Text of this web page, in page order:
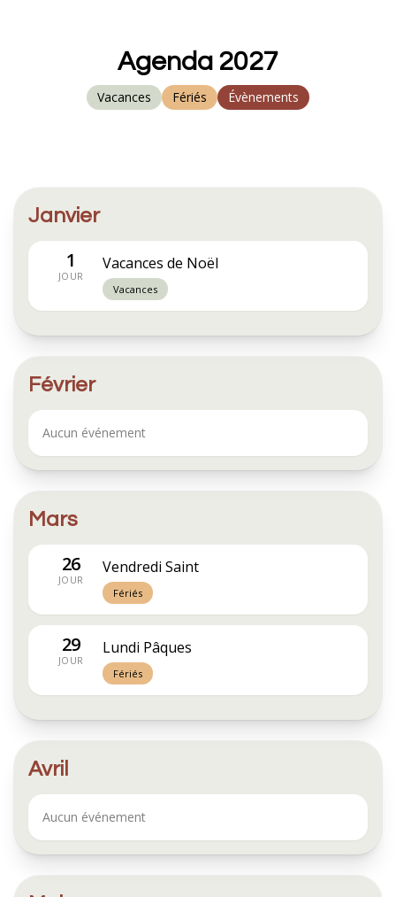
Agenda 2027
Vacances Fériés Évènements
Janvier
1
JOUR
Vacances de Noël
Vacances
Février
Aucun événement
Mars
26
JOUR
Vendredi Saint
Fériés
29
JOUR
Lundi Pâques
Fériés
Avril
Aucun événement